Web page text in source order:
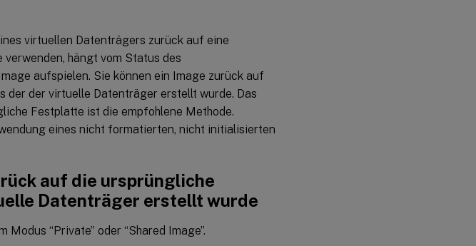
virtuellen Datenträgers zurück auf eine
hängt vom Status des
aufspielen. Sie können ein Image zurück auf
der der virtuelle Datenträger erstellt wurde. Das
Festplatte ist die empfohlene Methode.
eines nicht formatierten, nicht initialisierten
auf die ursprüngliche
Datenträger erstellt wurde
“Private” oder “Shared Image”.